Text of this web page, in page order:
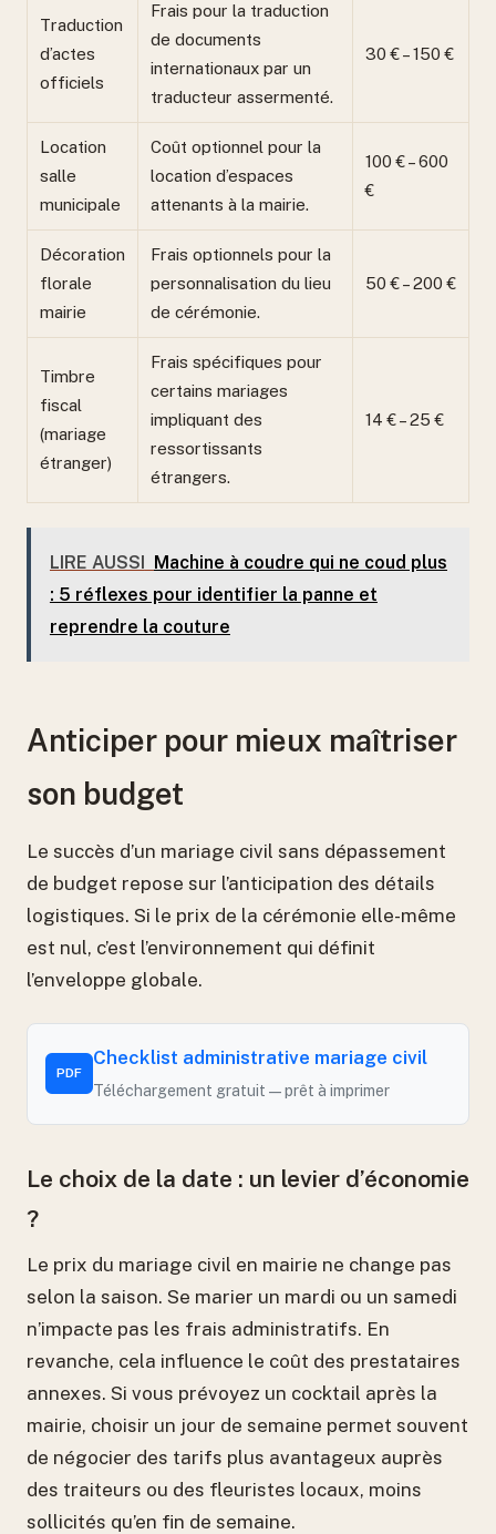
Traduction
d’actes
officiels
Frais pour la traduction
de documents
internationaux par un
traducteur assermenté.
30 € – 150 €
Location
salle
municipale
Coût optionnel pour la
location d’espaces
attenants à la mairie.
100 € – 600
€
Décoration
florale
mairie
Frais optionnels pour la
personnalisation du lieu
de cérémonie.
50 € – 200 €
Timbre
fiscal
(mariage
étranger)
Frais spécifiques pour
certains mariages
impliquant des
ressortissants
étrangers.
14 € – 25 €
LIRE AUSSI
Machine à coudre qui ne coud plus
: 5 réflexes pour identifier la panne et
reprendre la couture
Anticiper pour mieux maîtriser
son budget
Le succès d’un mariage civil sans dépassement
de budget repose sur l’anticipation des détails
logistiques. Si le prix de la cérémonie elle-même
est nul, c’est l’environnement qui définit
l’enveloppe globale.
PDF
Checklist administrative mariage civil
Téléchargement gratuit — prêt à imprimer
Le choix de la date : un levier d’économie
?
Le prix du mariage civil en mairie ne change pas
selon la saison. Se marier un mardi ou un samedi
n’impacte pas les frais administratifs. En
revanche, cela influence le coût des prestataires
annexes. Si vous prévoyez un cocktail après la
mairie, choisir un jour de semaine permet souvent
de négocier des tarifs plus avantageux auprès
des traiteurs ou des fleuristes locaux, moins
sollicités qu’en fin de semaine.